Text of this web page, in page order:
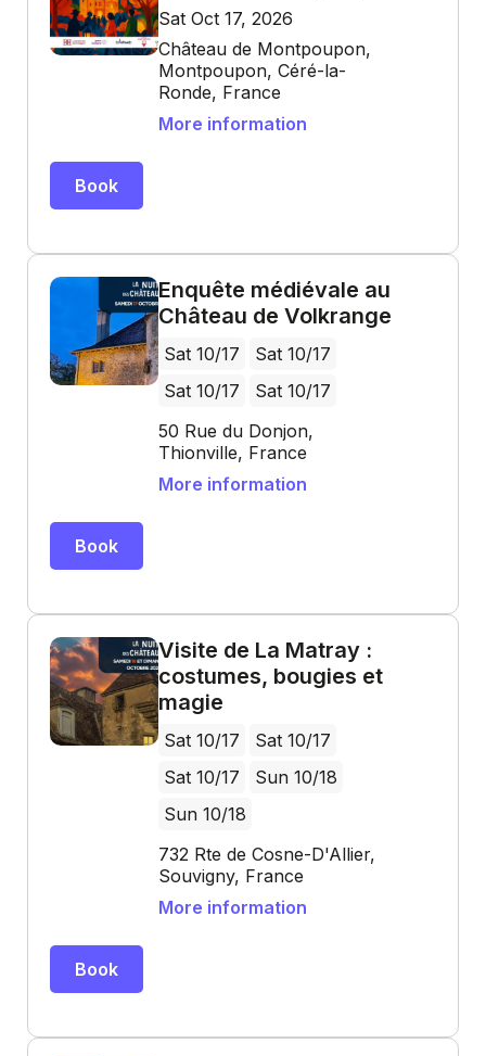
Sat Oct 17, 2026
Château de Montpoupon,
Montpoupon, Céré-la-
Ronde, France
More information
Book
Enquête médiévale au
Château de Volkrange
Sat 10/17
Sat 10/17
Sat 10/17
Sat 10/17
50 Rue du Donjon,
Thionville, France
More information
Book
Visite de La Matray :
costumes, bougies et
magie
Sat 10/17
Sat 10/17
Sat 10/17
Sun 10/18
Sun 10/18
732 Rte de Cosne-D'Allier,
Souvigny, France
More information
Book